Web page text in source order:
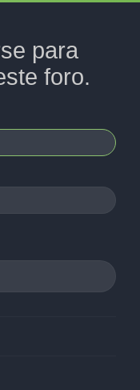
para
foro.